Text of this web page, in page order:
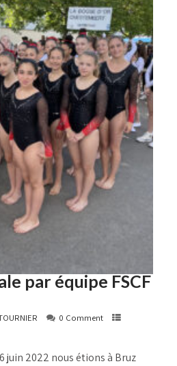
par équipe FSCF
0 Comment
juin 2022 nous étions à Bruz